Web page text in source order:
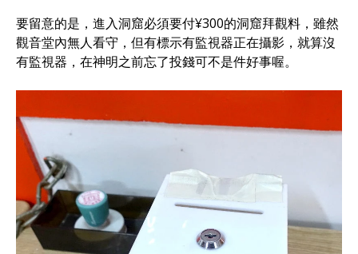
要留意的是，進入洞窟必須要付¥300的洞窟拜觀料，雖然
觀音堂內無人看守，但有標示有監視器正在攝影，就算沒
有監視器，在神明之前忘了投錢可不是件好事喔。